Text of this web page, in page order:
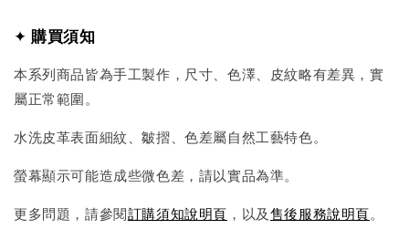
✦ 購買須知
本系列商品皆為手工製作，尺寸、色澤、皮紋略有差異，實
屬正常範圍。
水洗皮革表面細紋、皺摺、色差屬自然工藝特色。
螢幕顯示可能造成些微色差，請以實品為準。
更多問題，請參閱訂購須知說明頁 ，以及售後服務說明頁。